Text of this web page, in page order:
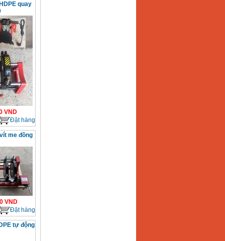
quay
VND
Đặt hàng
me đồng
VND
Đặt hàng
tự động